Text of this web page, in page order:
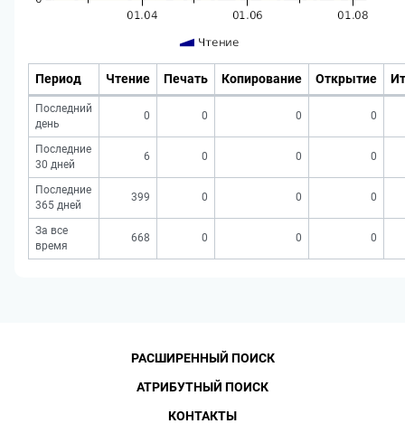
Период Чтение Печать Копирование Открытие
Последний
день
0 0 0 0
Последние
30 дней
6 0 0 0
Последние
365 дней
399 0 0 0
За все
время
668 0 0 0
РАСШИРЕННЫЙ ПОИСК
АТРИБУТНЫЙ ПОИСК
КОНТАКТЫ